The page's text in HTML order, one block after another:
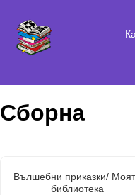
Сборна
Вълшебни приказки/
библиотека